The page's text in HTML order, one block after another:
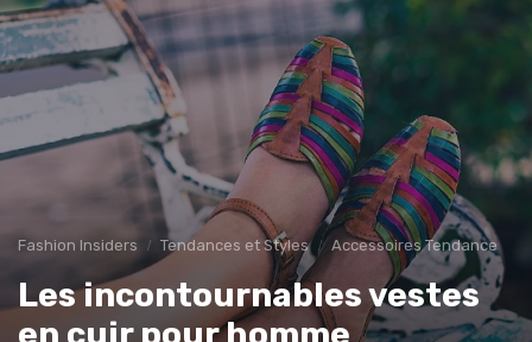
Fashion Insiders Tendances et Styles Accessoires Tendance
Les incontournables vestes
en cuir pour homme